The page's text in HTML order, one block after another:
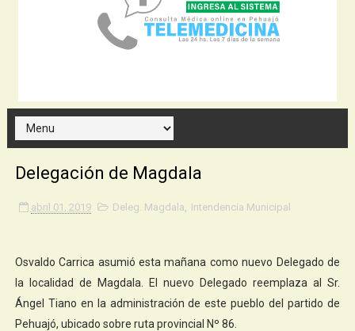
Delegación de Magdala
abril 01, 2019 Deleg. Magdala Intendencia Municipal
Osvaldo Carrica asumió esta mañana como nuevo Delegado de
la localidad de Magdala. El nuevo Delegado reemplaza al Sr.
Ángel Tiano en la administración de este pueblo del partido de
Pehuajó, ubicado sobre ruta provincial Nº 86.